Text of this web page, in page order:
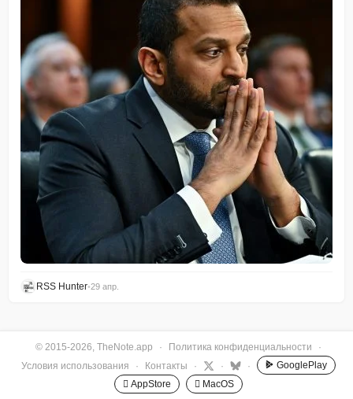
RSS Hunter•29 апр.
© 2015-2026, TheNote.app · Политика конфиденциальности
·
Условия использования
· Контакты · · ·
GooglePlay
 AppStore
 MacOS